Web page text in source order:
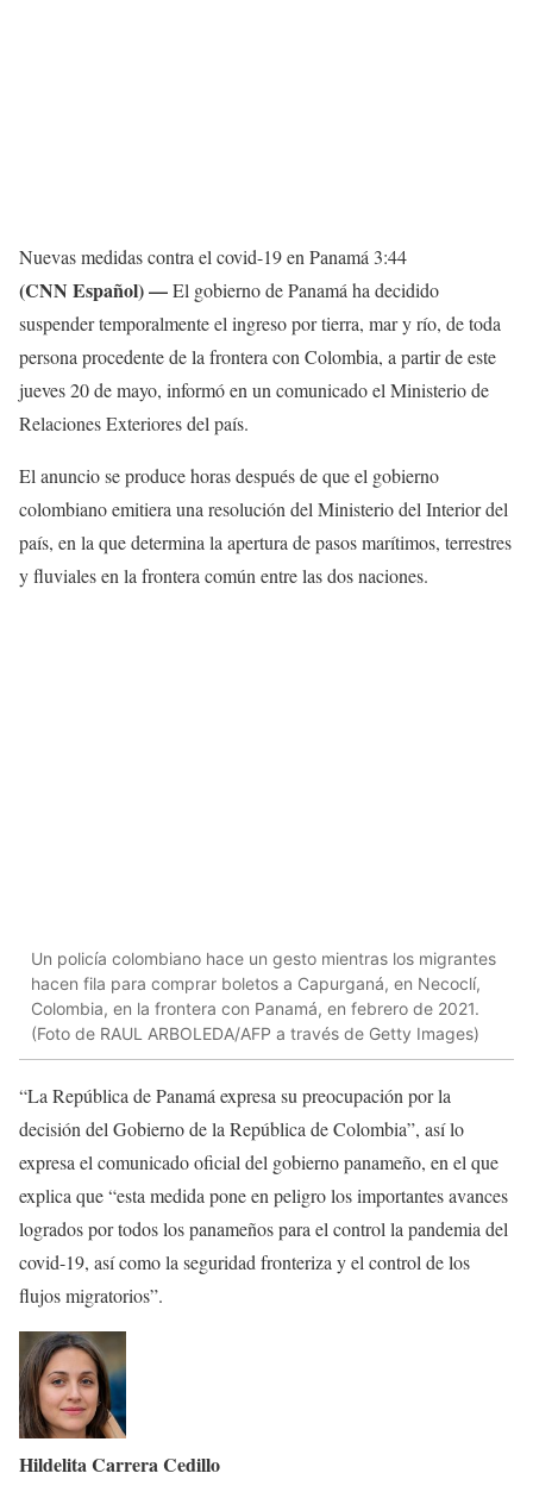
Nuevas medidas contra el covid-19 en Panamá 3:44
(CNN Español) —El gobierno de Panamá ha decidido
suspender temporalmente el ingreso por tierra, mar y río, de toda
persona procedente de la frontera con Colombia, a partir de este
jueves 20 de mayo, informó en un comunicado el Ministerio de
Relaciones Exteriores del país.
El anuncio se produce horas después de que el gobierno
colombiano emitiera una resolución del Ministerio del Interior del
país, en la que determina la apertura de pasos marítimos, terrestres
y fluviales en la frontera común entre las dos naciones.
Un policía colombiano hace un gesto mientras los migrantes
hacen fila para comprar boletos a Capurganá, en Necoclí,
Colombia, en la frontera con Panamá, en febrero de 2021.
(Foto de RAUL ARBOLEDA/AFP a través de Getty Images)
“La República de Panamá expresa su preocupación por la
decisión del Gobierno de la República de Colombia”, así lo
expresa el comunicado oficial del gobierno panameño, en el que
explica que “esta medida pone en peligro los importantes avances
logrados por todos los panameños para el control la pandemia del
covid-19, así como la seguridad fronteriza y el control de los
flujos migratorios”.
Hildelita Carrera Cedillo